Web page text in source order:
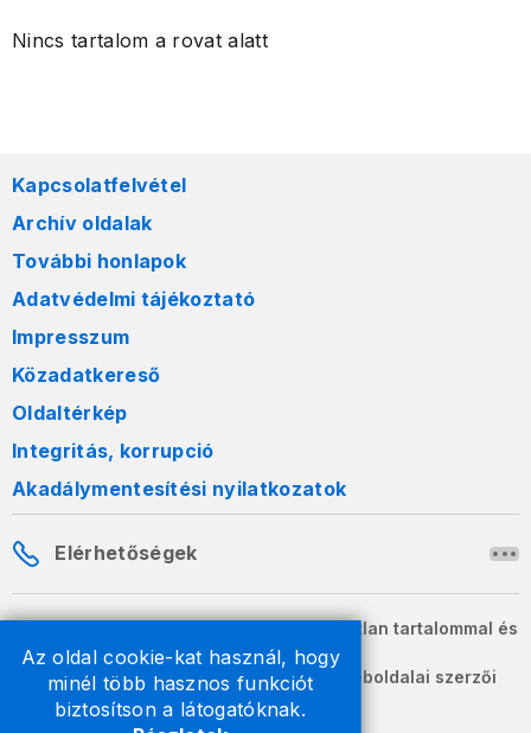
Az oldal cookie-kat használ, hogy
minél több hasznos funkciót
biztosítson a látogatóknak.
Nincs tartalom a rovat alatt
Kapcsolatfelvétel
Archív oldalak
További honlapok
Adatvédelmi tájékoztató
Impresszum
Közadatkereső
Oldaltérkép
Integritás, korrupció
Akadálymentesítési nyilatkozatok
Elérhetőségek
A honlapon szereplő információk változatlan tartalommal és
formában szabadon terjeszthetők.
2026 © A Nemzeti Adó- és Vámhivatal weboldalai szerzői
jogvédelem alatt állnak.